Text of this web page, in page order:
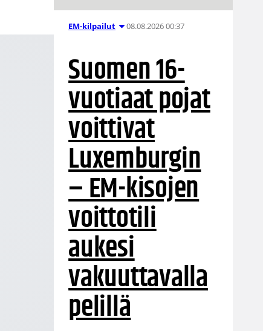
EM-kilpailut 08.08.2026 00:37
Suomen 16-
vuotiaat pojat
voittivat
Luxemburgin
– EM-kisojen
voittotili
aukesi
vakuuttavalla
pelillä